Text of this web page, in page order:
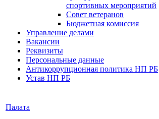
спортивных мероприятий
Совет ветеранов
Бюджетная комиссия
Управление делами
Вакансии
Реквизиты
Персональные данные
Антикоррупционная политика НП РБ
Устав НП РБ
Палата